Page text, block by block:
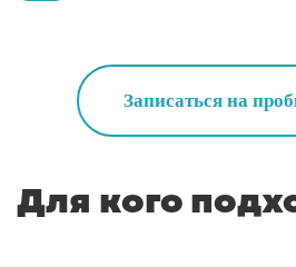
Записаться на
Для кого